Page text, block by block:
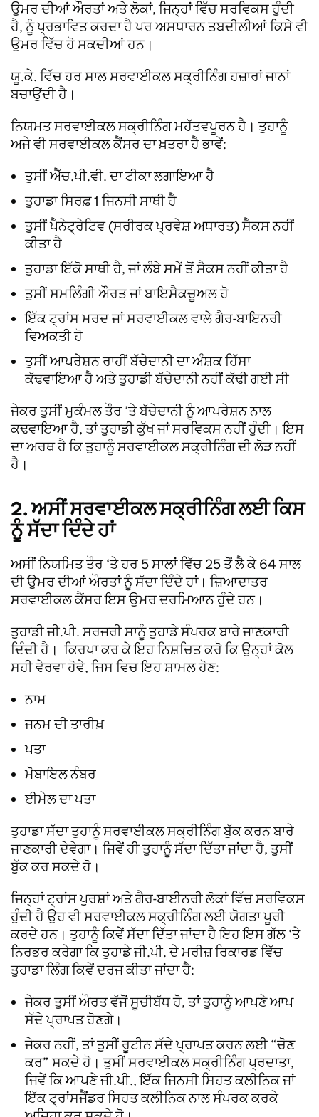
ਉਮਰ ਦੀਆਂ ਔਰਤਾਂ ਅਤੇ ਲੋਕਾਂ, ਜਿਨ੍ਹਾਂ ਵਿੱਚ ਸਰਵਿਕਸ ਹੁੰਦੀ
ਹੈ, ਨੂੰ ਪ੍ਰਭਾਵਿਤ ਕਰਦਾ ਹੈ ਪਰ ਅਸਧਾਰਨ ਤਬਦੀਲੀਆਂ ਕਿਸੇ ਵੀ
ਉਮਰ ਵਿੱਚ ਹੋ ਸਕਦੀਆਂ ਹਨ।
ਯੂ.ਕੇ. ਵਿੱਚ ਹਰ ਸਾਲ ਸਰਵਾਈਕਲ ਸਕ੍ਰੀਨਿੰਗ ਹਜ਼ਾਰਾਂ ਜਾਨਾਂ
ਬਚਾਉਂਦੀ ਹੈ।
ਨਿਯਮਤ ਸਰਵਾਈਕਲ ਸਕ੍ਰੀਨਿੰਗ ਮਹੱਤਵਪੂਰਨ ਹੈ। ਤੁਹਾਨੂੰ
ਅਜੇ ਵੀ ਸਰਵਾਈਕਲ ਕੈਂਸਰ ਦਾ ਖ਼ਤਰਾ ਹੈ ਭਾਵੇਂ:
ਤੁਸੀਂ ਐੱਚ.ਪੀ.ਵੀ. ਦਾ ਟੀਕਾ ਲਗਾਇਆ ਹੈ
ਤੁਹਾਡਾ ਸਿਰਫ਼ 1 ਜਿਨਸੀ ਸਾਥੀ ਹੈ
ਤੁਸੀਂ ਪੈਨੇਟ੍ਰੇਟਿਵ (ਸਰੀਰਕ ਪ੍ਰਵੇਸ਼ ਅਧਾਰਤ) ਸੈਕਸ ਨਹੀਂ
ਕੀਤਾ ਹੈ
ਤੁਹਾਡਾ ਇੱਕੋ ਸਾਥੀ ਹੈ, ਜਾਂ ਲੰਬੇ ਸਮੇਂ ਤੋਂ ਸੈਕਸ ਨਹੀਂ ਕੀਤਾ ਹੈ
ਤੁਸੀਂ ਸਮਲਿੰਗੀ ਔਰਤ ਜਾਂ ਬਾਇਸੈਕਚੂਅਲ ਹੋ
ਇੱਕ ਟ੍ਰਾਂਸ ਮਰਦ ਜਾਂ ਸਰਵਾਈਕਲ ਵਾਲੇ ਗੈਰ-ਬਾਇਨਰੀ
ਵਿਅਕਤੀ ਹੋ
ਤੁਸੀਂ ਆਪਰੇਸ਼ਨ ਰਾਹੀਂ ਬੱਚੇਦਾਨੀ ਦਾ ਅੰਸ਼ਕ ਹਿੱਸਾ
ਕੱਢਵਾਇਆ ਹੈ ਅਤੇ ਤੁਹਾਡੀ ਬੱਚੇਦਾਨੀ ਨਹੀਂ ਕੱਢੀ ਗਈ ਸੀ
ਜੇਕਰ ਤੁਸੀਂ ਮੁਕੰਮਲ ਤੌਰ ’ਤੇ ਬੱਚੇਦਾਨੀ ਨੂੰ ਆਪਰੇਸ਼ਨ ਨਾਲ
ਕਢਵਾਇਆ ਹੈ, ਤਾਂ ਤੁਹਾਡੀ ਕੁੱਖ ਜਾਂ ਸਰਵਿਕਸ ਨਹੀਂ ਹੁੰਦੀ। ਇਸ
ਦਾ ਅਰਥ ਹੈ ਕਿ ਤੁਹਾਨੂੰ ਸਰਵਾਈਕਲ ਸਕ੍ਰੀਨਿੰਗ ਦੀ ਲੋੜ ਨਹੀਂ
ਹੈ।
2. ਅਸੀਂ ਸਰਵਾਈਕਲ ਸਕ੍ਰੀਨਿੰਗ ਲਈ ਕਿਸ
ਨੂੰ ਸੱਦਾ ਦਿੰਦੇ ਹਾਂ
ਅਸੀਂ ਨਿਯਮਿਤ ਤੌਰ ‘ਤੇ ਹਰ 5 ਸਾਲਾਂ ਵਿੱਚ 25 ਤੋਂ ਲੈ ਕੇ 64 ਸਾਲ
ਦੀ ਉਮਰ ਦੀਆਂ ਔਰਤਾਂ ਨੂੰ ਸੱਦਾ ਦਿੰਦੇ ਹਾਂ। ਜ਼ਿਆਦਾਤਰ
ਸਰਵਾਈਕਲ ਕੈਂਸਰ ਇਸ ਉਮਰ ਦਰਮਿਆਨ ਹੁੰਦੇ ਹਨ।
ਤੁਹਾਡੀ ਜੀ.ਪੀ. ਸਰਜਰੀ ਸਾਨੂੰ ਤੁਹਾਡੇ ਸੰਪਰਕ ਬਾਰੇ ਜਾਣਕਾਰੀ
ਦਿੰਦੀ ਹੈ। ਕਿਰਪਾ ਕਰ ਕੇ ਇਹ ਨਿਸ਼ਚਿਤ ਕਰੋ ਕਿ ਉਨ੍ਹਾਂ ਕੋਲ
ਸਹੀ ਵੇਰਵਾ ਹੋਵੇ, ਜਿਸ ਵਿਚ ਇਹ ਸ਼ਾਮਲ ਹੋਣ:
ਨਾਮ
ਜਨਮ ਦੀ ਤਾਰੀਖ਼
ਪਤਾ
ਮੋਬਾਇਲ ਨੰਬਰ
ਈਮੇਲ ਦਾ ਪਤਾ
ਤੁਹਾਡਾ ਸੱਦਾ ਤੁਹਾਨੂੰ ਸਰਵਾਈਕਲ ਸਕ੍ਰੀਨਿੰਗ ਬੁੱਕ ਕਰਨ ਬਾਰੇ
ਜਾਣਕਾਰੀ ਦੇਵੇਗਾ। ਜਿਵੇਂ ਹੀ ਤੁਹਾਨੂੰ ਸੱਦਾ ਦਿੱਤਾ ਜਾਂਦਾ ਹੈ, ਤੁਸੀਂ
ਬੁੱਕ ਕਰ ਸਕਦੇ ਹੋ।
ਜਿਨ੍ਹਾਂ ਟ੍ਰਾਂਸ ਪੁਰਸ਼ਾਂ ਅਤੇ ਗੈਰ-ਬਾਈਨਰੀ ਲੋਕਾਂ ਵਿੱਚ ਸਰਵਿਕਸ
ਹੁੰਦੀ ਹੈ ਉਹ ਵੀ ਸਰਵਾਈਕਲ ਸਕ੍ਰੀਨਿੰਗ ਲਈ ਯੋਗਤਾ ਪੂਰੀ
ਕਰਦੇ ਹਨ। ਤੁਹਾਨੂੰ ਕਿਵੇਂ ਸੱਦਾ ਦਿੱਤਾ ਜਾਂਦਾ ਹੈ ਇਹ ਇਸ ਗੱਲ ‘ਤੇ
ਨਿਰਭਰ ਕਰੇਗਾ ਕਿ ਤੁਹਾਡੇ ਜੀ.ਪੀ. ਦੇ ਮਰੀਜ਼ ਰਿਕਾਰਡ ਵਿੱਚ
ਤੁਹਾਡਾ ਲਿੰਗ ਕਿਵੇਂ ਦਰਜ ਕੀਤਾ ਜਾਂਦਾ ਹੈ:
ਜੇਕਰ ਤੁਸੀਂ ਔਰਤ ਵੱਜੋਂ ਸੂਚੀਬੱਧ ਹੋ, ਤਾਂ ਤੁਹਾਨੂੰ ਆਪਣੇ ਆਪ
ਸੱਦੇ ਪ੍ਰਾਪਤ ਹੋਣਗੇ।
ਜੇਕਰ ਨਹੀਂ, ਤਾਂ ਤੁਸੀਂ ਰੂਟੀਨ ਸੱਦੇ ਪ੍ਰਾਪਤ ਕਰਨ ਲਈ “ਚੋਣ
ਕਰ” ਸਕਦੇ ਹੋ। ਤੁਸੀਂ ਸਰਵਾਈਕਲ ਸਕ੍ਰੀਨਿੰਗ ਪ੍ਰਦਾਤਾ,
ਜਿਵੇਂ ਕਿ ਆਪਣੇ ਜੀ.ਪੀ., ਇੱਕ ਜਿਨਸੀ ਸਿਹਤ ਕਲੀਨਿਕ ਜਾਂ
ਇੱਕ ਟ੍ਰਾਂਸਜੈਂਡਰ ਸਿਹਤ ਕਲੀਨਿਕ ਨਾਲ ਸੰਪਰਕ ਕਰਕੇ